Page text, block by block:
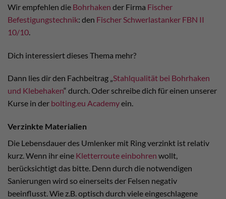
Wir empfehlen die Bohrhaken der Firma Fischer
Befestigungstechnik: den Fischer Schwerlastanker FBN II
10/10.
Dich interessiert dieses Thema mehr?
Dann lies dir den Fachbeitrag „Stahlqualität bei Bohrhaken
und Klebehaken“ durch. Oder schreibe dich für einen unserer
Kurse in der bolting.eu Academyein.
Verzinkte Materialien
Die Lebensdauer des Umlenker mit Ring verzinkt ist relativ
kurz. Wenn ihr eine Kletterroute einbohren wollt,
berücksichtigt das bitte. Denn durch die notwendigen
Sanierungen wird so einerseits der Felsen negativ
beeinflusst. Wie z.B. optisch durch viele eingeschlagene